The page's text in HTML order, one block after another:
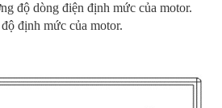
điện định mức của motor.
mức của motor.